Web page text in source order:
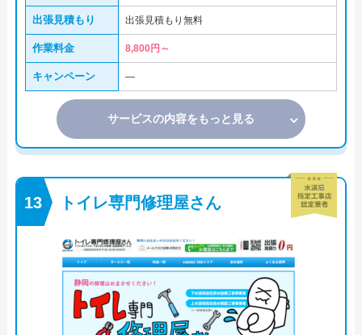
出張見積もり 出張見積もり無料
作業料金 8,800円～
キャンペーン ―
サービスの内容をもっと見る
トイレ専門修理屋さん